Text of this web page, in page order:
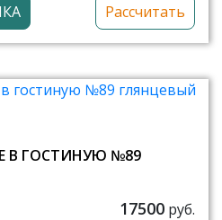
Рассчитать
В ГОСТИНУЮ №89
17500 руб.